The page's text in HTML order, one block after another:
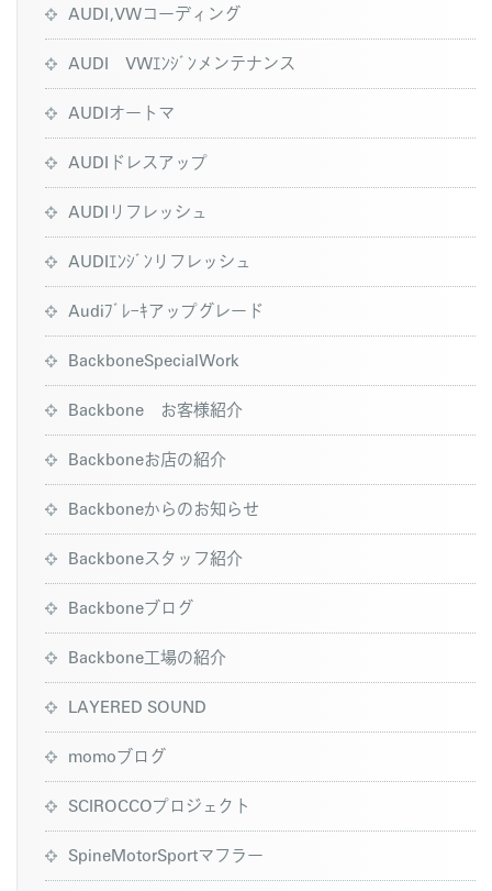
AUDI,VWコーディング
AUDI VWｴﾝｼﾞﾝメンテナンス
AUDIオートマ
AUDIドレスアップ
AUDIリフレッシュ
AUDIｴﾝｼﾞﾝリフレッシュ
Audiﾌﾞﾚｰｷアップグレード
BackboneSpecialWork
Backbone お客様紹介
Backboneお店の紹介
Backboneからのお知らせ
Backboneスタッフ紹介
Backboneブログ
Backbone工場の紹介
LAYERED SOUND
momoブログ
SCIROCCOプロジェクト
SpineMotorSportマフラー